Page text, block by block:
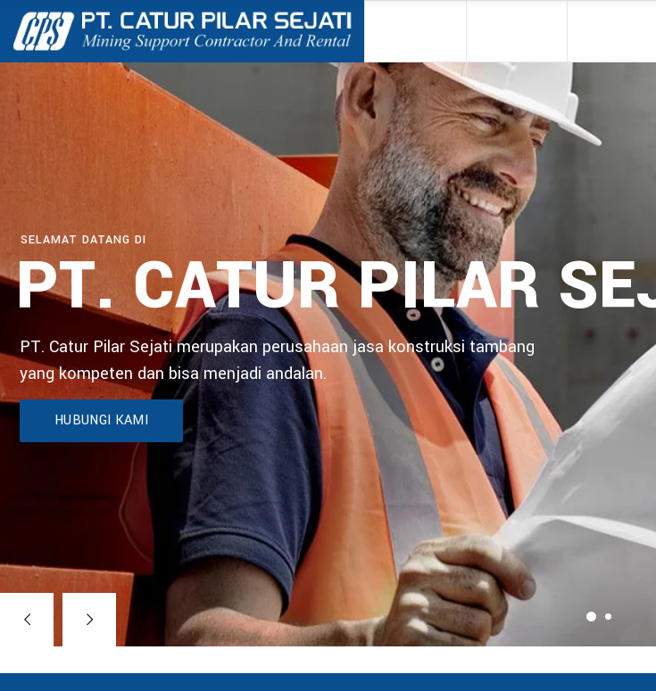
PT. CATUR PILAR
PT. Catur Pilar Sejati merupakan perusahaan jasa konstruksi tambang
yang kompeten dan bisa menjadi andalan.
SELAMAT DATANG DI
HUBUNGI KAMI